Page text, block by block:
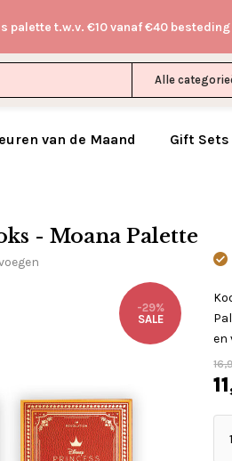
Alle
palette t.w.v. €10 vanaf €40 besteding
van de Maand Gift Sets
- Moana Palette
-29%
SALE
en